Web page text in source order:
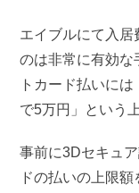
エイブルにて入居
のは非常に有効な
トカード払いに
で5万円」という
事前に3Dセキュ
ドの払いの上限